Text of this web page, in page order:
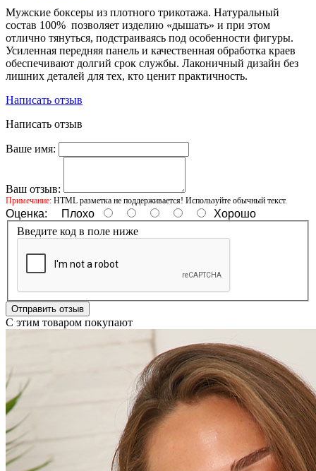
Мужские боксеры из плотного трикотажа. Натуральный
состав 100% позволяет изделию «дышать» и при этом
отлично тянуться, подстраиваясь под особенности фигуры.
Усиленная передняя панель и качественная обработка краев
обеспечивают долгий срок службы. Лаконичный дизайн без
лишних деталей для тех, кто ценит практичность.
Написать отзыв
Написать отзыв
Ваше имя:
Ваш отзыв:
Примечание: HTML разметка не поддерживается! Используйте обычный текст.
Оценка: Плохо
Хорошо
Введите код в поле ниже
Отправить отзыв
С этим товаром покупают